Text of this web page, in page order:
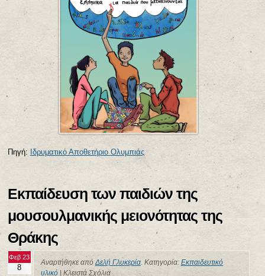
Πηγή: Ιδρυματικό Αποθετήριο Ολυμπιάς
Εκπαίδευση των παιδιών της
μουσουλμανικής μειονότητας της
Θράκης
Φεβ 23
8
Αναρτήθηκε από Δελή Γλυκερία. Κατηγορία: Εκπαιδευτικό
υλικό| Κλειστά Σχόλια